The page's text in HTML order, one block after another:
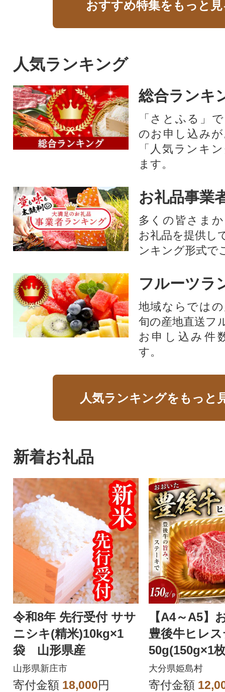
おすすめ特集をもっと
人気ランキング
総合ランキ
「さとふる」
のお申し込み
「人気ランキ
ます。
お礼品事業
多くの皆さま
お礼品を提供し
ンキング形式で
フルーツラ
地域ならでは
旬の産地直送フ
お申し込み件
す。
人気ランキングをもっと
新着お礼品
令和8年 先行受付 ササ
ニシキ(精米)10kg×1
袋 山形県産
山形県新庄市
寄付金額 18,000円
【A4～A5】
豊後牛ヒレ
50g(150g×1
大分県姫島村
寄付金額